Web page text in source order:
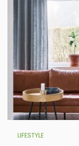
LIFESTYLE